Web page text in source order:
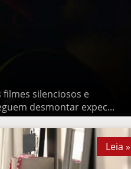
e poderosos que, em
Leia »